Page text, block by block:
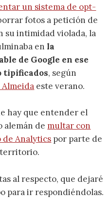
un sistema de opt-
fotos a petición de
su intimidad violada, la
en la
de Google en ese
tipificados, según
este verano.
hay que entender el
alemán demultar con
de Analytics por parte de
territorio.
al respecto, que dejaré
para ir respondiéndolas.